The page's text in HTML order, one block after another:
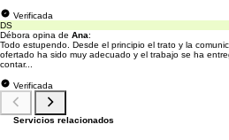
Verificada
DS
Débora opina de Ana:
Todo estupendo. Desde el principio el trato y la
ofertado ha sido muy adecuado y el trabajo se ha
contar...
Verificada
Servicios relacionados